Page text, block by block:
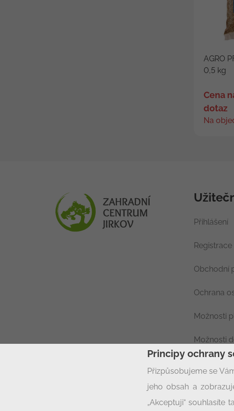
AGRO
0,5 kg
Cena
dotaz
Na
Přihlášení
Registrace
Obchodní
Ochrana
Možnosti
Možnosti
Principy ochrany
Přizpůsobujeme se
jeho obsah a
„Akceptuji“ souhlasíte